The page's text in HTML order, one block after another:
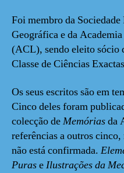
Foi membro da
Geográfica e da
(ACL), sendo eleito sócio
Classe de Ciências
Os seusescritos são em
Cinco deles foram
colecção deMemóriasda
referências a outros
não está confirmada.
PuraseIlustrações da